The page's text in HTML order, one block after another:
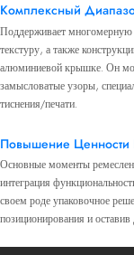
Комплексный
Поддерживает
текстуру, а также
алюминиевой крышке. Он
замысловатые узоры,
тиснения/печати.
Повышение Ценности
Основные моменты
интеграция
своем роде упаковочное
позиционирования и оставив